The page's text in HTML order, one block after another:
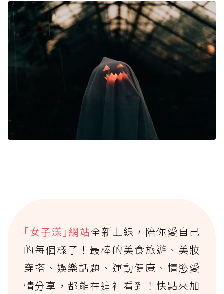
｢女子漾｣網站全新上線，陪你愛自己
的每個樣子！最棒的美食旅遊、美妝
穿搭、娛樂話題、運動健康、情慾愛
情分享，都能在這裡看到！快點來加